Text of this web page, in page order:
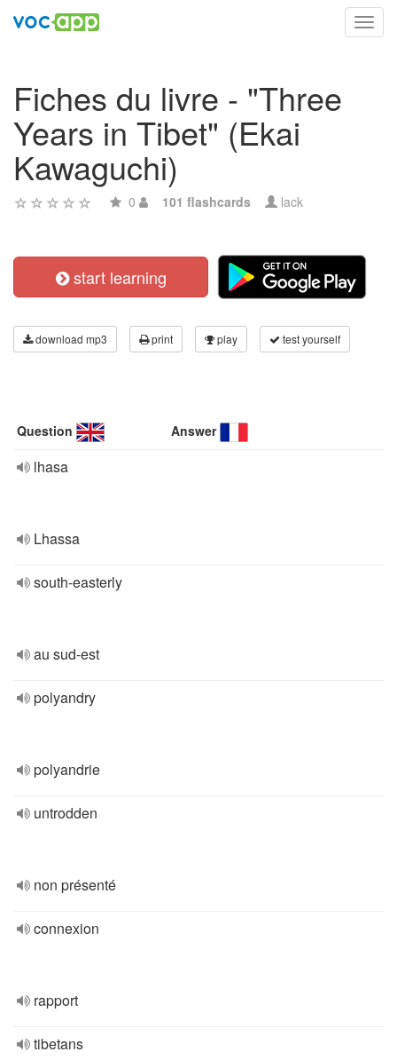
Fiches du livre - "Three
Years in Tibet" (Ekai
Kawaguchi)
0 101 flashcards lack
start learning
download mp3 print play test yourself
Question Answer
lhasa
Lhassa
south-easterly
au sud-est
polyandry
polyandrie
untrodden
non présenté
connexion
rapport
tibetans